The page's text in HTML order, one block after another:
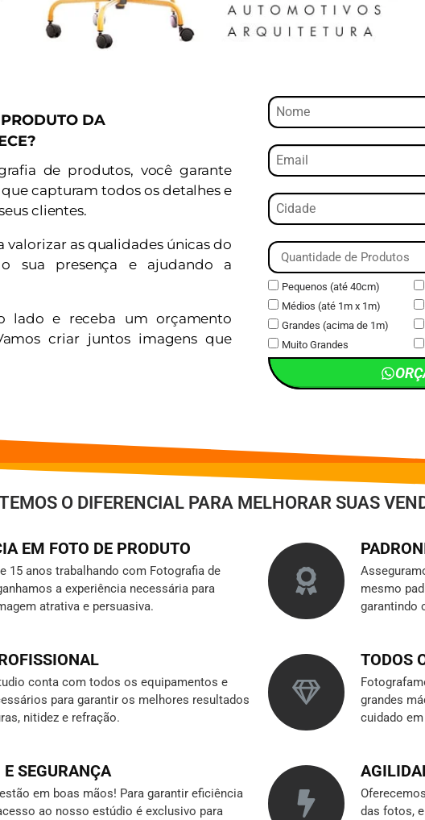
DA
de produtos, você garante
capturam todos os detalhes e
clientes.
valorizar as qualidades únicas do
sua presença e ajudando a
lado e receba um orçamento
criar juntos imagens que
Pequenos (até 40cm)
Médios (até 1m x 1m)
Grandes (acima de 1m)
Muito Grandes
O DIFERENCIAL PARA MELHORAR SUAS
EM FOTO DE PRODUTO
15 anos trabalhando com Fotografia de
a experiência necessária para
atrativa e persuasiva.
conta com todos os equipamentos e
para garantir os melhores resultados
nitidez e refração.
SEGURANÇA
em boas mãos! Para garantir eficiência
ao nosso estúdio é exclusivo para
mesmo
garantindo
TODOS
grandes
cuidado
das fotos,